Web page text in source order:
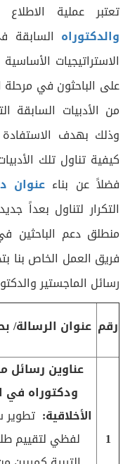
تعتبر عملية
والدكتوراه
الاستراتيجيات
على الباحثون في مرحلة
من الأدبيات السابقة
وذلك بهدف
كيفية تناول تلك
فضلاً عن بناءعنوان
التكرار لتناول بعداً
منطلق دعم الباحثين
فريق العمل الخاص بنا
رسائل الماجستير
رقم عنوان الرسالة/
1
عناوين رسائل
ودكتوراه في
الأخلاقية: تطوير
لفظي لتقييم